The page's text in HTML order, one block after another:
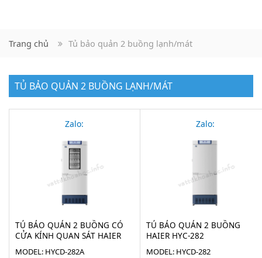
Trang chủ Tủ bảo quản 2 buồng lạnh/mát
TỦ BẢO QUẢN 2 BUỒNG LẠNH/MÁT
Zalo:
TỦ BẢO QUẢN 2 BUỒNG CÓ
CỬA KÍNH QUAN SÁT HAIER
MODEL: HYCD-282A
Zalo:
TỦ BẢO QUẢN 2 BUỒNG
HAIER HYC-282
MODEL: HYCD-282